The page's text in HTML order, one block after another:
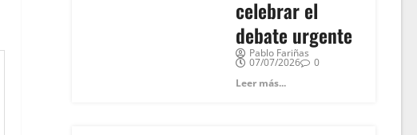
celebrar el
debate urgente
Pablo Fariñas
07/07/2026
0
Leer más...